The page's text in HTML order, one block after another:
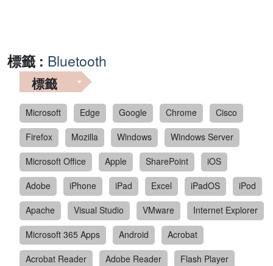
標籤 : Bluetooth
標籤
Microsoft Edge Google Chrome
Cisco
Firefox
Mozilla Windows
Windows Server
Microsoft Office
Apple SharePoint
iOS
Adobe
iPhone iPad Excel iPadOS
iPod
Apache
Visual Studio VMware
Internet Explorer
Microsoft 365 Apps
Android
Acrobat
Acrobat Reader
Adobe Reader
Flash Player